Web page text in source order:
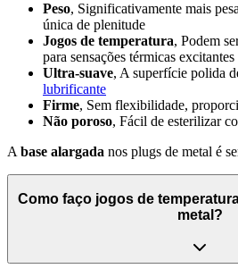
Peso, Significativamente mais
única de plenitude
Jogos de temperatura, Podem
para sensações térmicas excitantes
Ultra-suave, A superfície polida
lubrificante
Firme, Sem flexibilidade,
Não poroso, Fácil de esterilizar
A base alargada nos plugs de metal é
Como faço jogos de
metal?